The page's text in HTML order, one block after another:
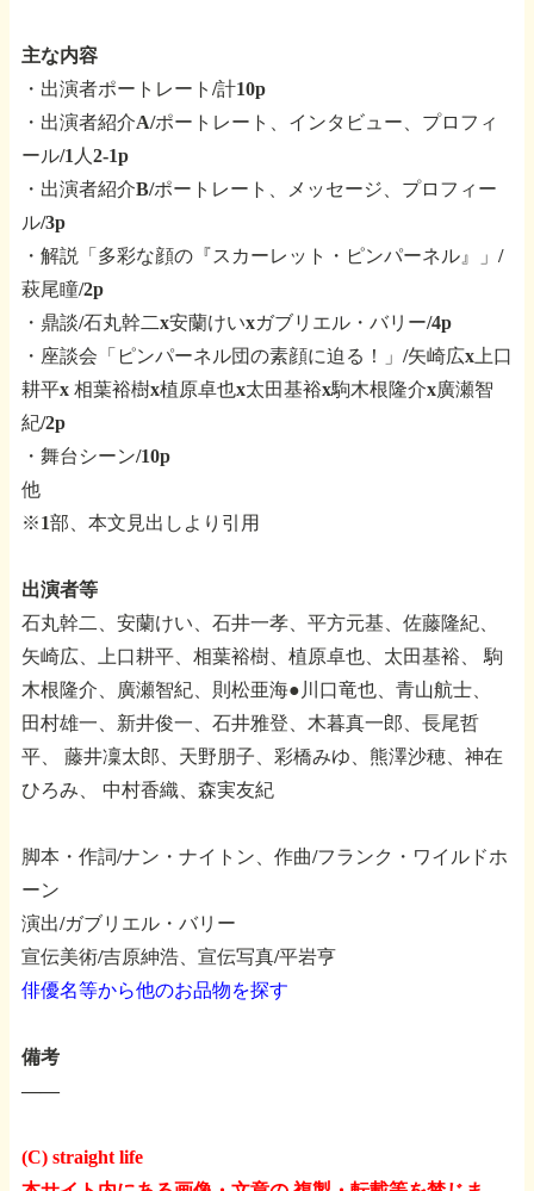
主な内容
・出演者ポートレート/計10p
・出演者紹介A/ポートレート、インタビュー、プロフィ
ール/1人2-1p
・出演者紹介B/ポートレート、メッセージ、プロフィー
ル/3p
・解説「多彩な顔の『スカーレット・ピンパーネル』」/
萩尾瞳/2p
・鼎談/石丸幹二x安蘭けいxガブリエル・バリー/4p
・座談会「ピンパーネル団の素顔に迫る！」/矢崎広x上口
耕平x 相葉裕樹x植原卓也x太田基裕x駒木根隆介x廣瀬智
紀/2p
・舞台シーン/10p
他
※1部、本文見出しより引用
出演者等
石丸幹二、安蘭けい、石井一孝、平方元基、佐藤隆紀、
矢崎広、上口耕平、相葉裕樹、植原卓也、太田基裕、
駒
木根隆介、廣瀬智紀、則松亜海●川口竜也、青山航士、
田村雄一、新井俊一、石井雅登、木暮真一郎、長尾哲
平、
藤井凜太郎、天野朋子、彩橋みゆ、熊澤沙穂、神在
ひろみ、
中村香織、森実友紀
脚本・作詞/ナン・ナイトン、作曲/フランク・ワイルドホ
ーン
演出/ガブリエル・バリー
宣伝美術/吉原紳浩、宣伝写真/平岩亨
俳優名等から他のお品物を探す
備考
――
(C) straight life